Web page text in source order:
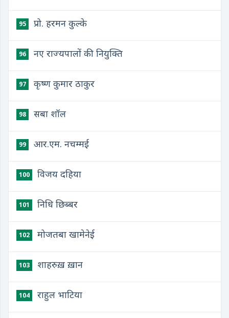
95 प्रो. हरमन कुल्के
96 नए राज्यपालों की नियुक्ति
97 कृष्ण कुमार ठाकुर
98 सबा शॉल
99 आर.एम. नचम्मई
100 विजय दहिया
101 निधि छिब्बर
102 मोजतबा खामेनेई
103 शाहरुख़ ख़ान
104 राहुल भाटिया